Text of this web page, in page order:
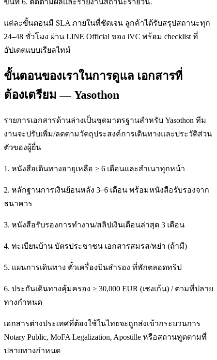
แต่ละขั้นตอนมี SLA ภายในที่ชัดเจน ลูกค้าได้รับสรุปสถานะทุก
24–48 ชั่วโมง ผ่าน LINE Official ของ iVC พร้อม checklist ที่
อัปเดตแบบเรียลไทม์
ขั้นตอนของเราในการดูแล เอกสารที่
ต้องเตรียม — Yasothon
รายการเอกสารด้านล่างเป็นชุดมาตรฐานสำหรับ Yasothon ทีม
งานจะปรับเพิ่ม/ลดตามวัตถุประสงค์การเดินทางและประวัติส่วน
ตัวของผู้ยื่น
1. หนังสือเดินทางอายุเหลือ ≥ 6 เดือนและสำเนาทุกหน้า
2. หลักฐานการเงินย้อนหลัง 3–6 เดือน พร้อมหนังสือรับรองจาก
ธนาคาร
3. หนังสือรับรองการทำงาน/สลิปเงินเดือนล่าสุด 3 เดือน
4. ทะเบียนบ้าน บัตรประชาชน เอกสารสมรส/หย่า (ถ้ามี)
5. แผนการเดินทาง ตั๋วเครื่องบินสำรอง ที่พักตลอดทริป
6. ประกันเดินทางคุ้มครอง ≥ 30,000 EUR (เชงเก้น) / ตามที่ปลาย
ทางกำหนด
เอกสารต่างประเทศที่ต้องใช้ในไทยจะถูกส่งเข้ากระบวนการ
Notary Public, MoFA Legalization, Apostille หรือสถานทูตตามที่
ปลายทางกำหนด